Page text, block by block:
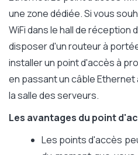
une zone dédiée. Si vous
WiFi dans le hall de
disposer d'un routeur à
installer un point d'accès à
en passant un câble
la salle des serveurs.
Les avantages du point
Les points d'accès